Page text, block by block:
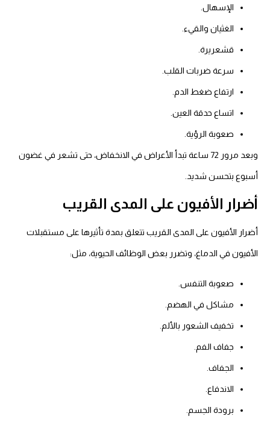
الإسهال.
الغثيان والقيء.
قشعريرة.
سرعة ضربات القلب.
ارتفاع ضغط الدم.
اتساع حدقة العين.
صعوبة الرؤية.
وبعد مرور 72 ساعة تبدأ الأعراض في الانخفاض، حتى تشعر في غضون
أسبوع بتحسن شديد.
أضرار الأفيون على المدى القريب
أضرار الأفيون على المدى القريب تتعلق بمدة تأثيرها على مستقبلات
الأفيون في الدماغ، وتضرر بعض الوظائف الحيوية، مثل:
صعوبة التنفس.
مشاكل في الهضم.
تخفيف الشعور بالألم.
جفاف الفم.
الجفاف.
الاندفاع.
برودة الجسم.